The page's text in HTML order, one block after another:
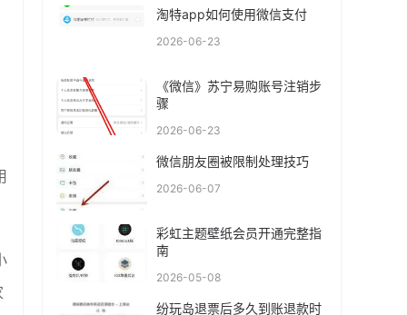
淘特app如何使用微信支付
2026-06-23
《微信》苏宁易购账号注销步
骤
2026-06-23
微信朋友圈被限制处理技巧
2026-06-07
彩虹主题壁纸会员开通完整指
南
2026-05-08
纷玩岛退票后多久到账退款时